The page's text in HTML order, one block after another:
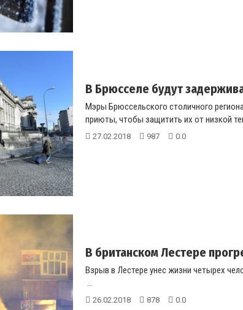
В Брюсселе будут
Мэры Брюссельского столичного
приюты, чтобы защитить их от низкой
27.02.2018 987 0.0
В британском Лестере
Взрыв в Лестере унес жизни четырех
...
26.02.2018 878 0.0